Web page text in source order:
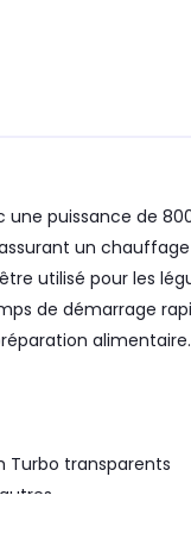
puissance de
un
utilisé pour les
de démarrage
alimentaire.
Turbo transparents